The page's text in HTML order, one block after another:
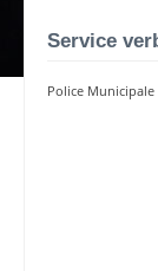
Service
Police